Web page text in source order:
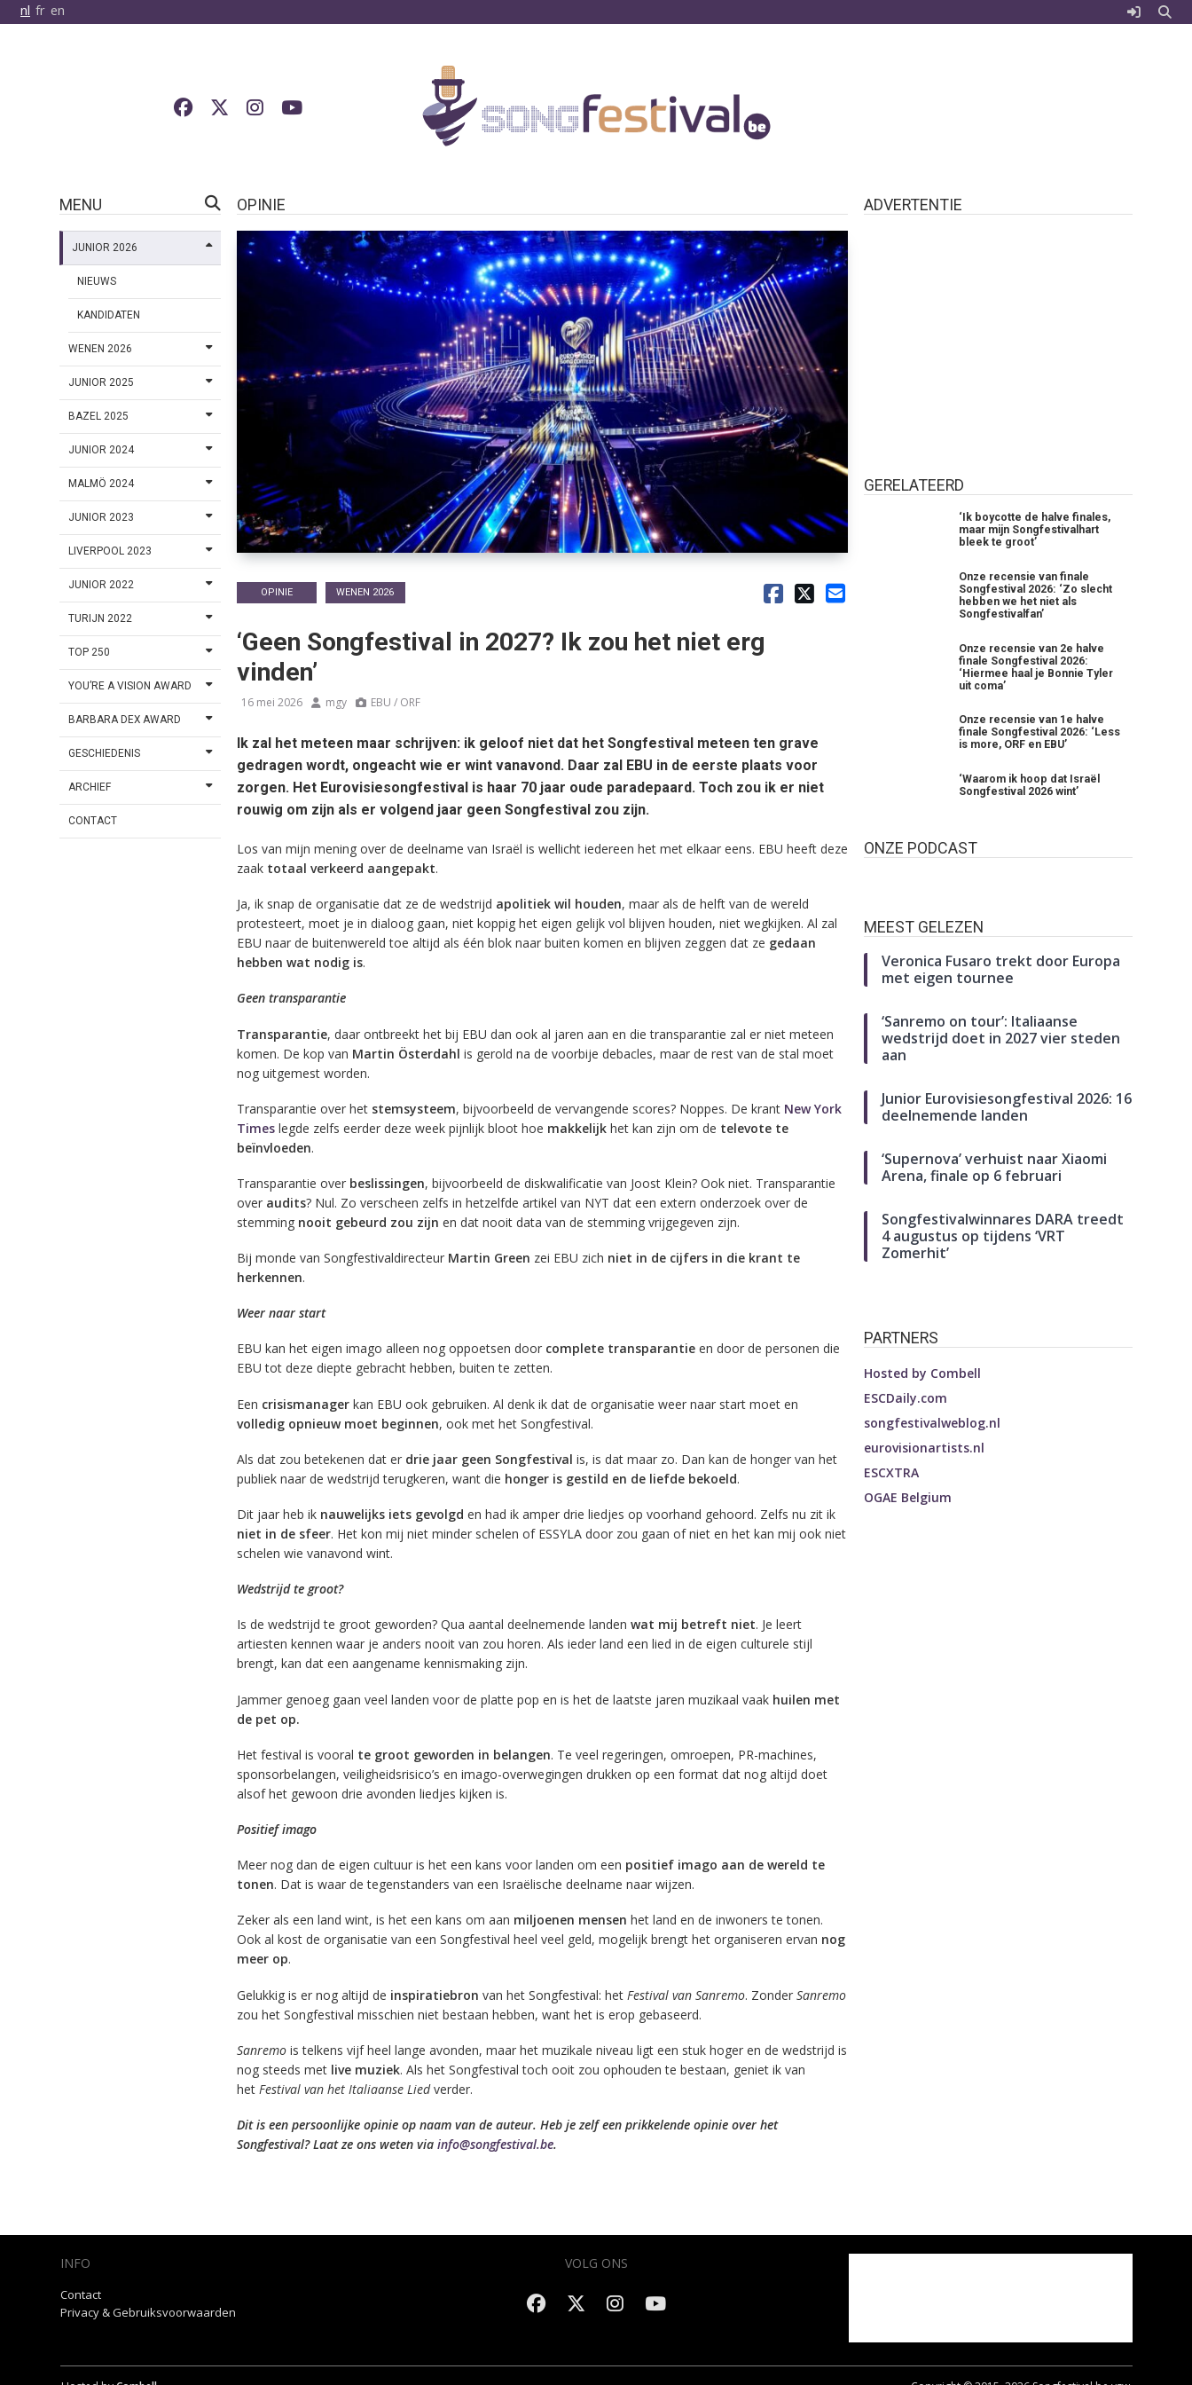
nl fr en
MENU
JUNIOR 2026
NIEUWS
KANDIDATEN
WENEN 2026
JUNIOR 2025
BAZEL 2025
JUNIOR 2024
MALMÖ 2024
JUNIOR 2023
LIVERPOOL 2023
JUNIOR 2022
TURIJN 2022
TOP 250
YOU’RE A VISION AWARD
BARBARA DEX AWARD
GESCHIEDENIS
ARCHIEF
CONTACT
OPINIE
OPINIE WENEN 2026
‘Geen Songfestival in 2027? Ik zou het niet erg
vinden’
16 mei 2026 mgy EBU / ORF
Ik zal het meteen maar schrijven: ik geloof niet dat het Songfestival meteen ten grave
gedragen wordt, ongeacht wie er wint vanavond. Daar zal EBU in de eerste plaats voor
zorgen. Het Eurovisiesongfestival is haar 70 jaar oude paradepaard. Toch zou ik er niet
rouwig om zijn als er volgend jaar geen Songfestival zou zijn.
Los van mijn mening over de deelname van Israël is wellicht iedereen het met elkaar eens. EBU heeft deze
zaak totaal verkeerd aangepakt.
Ja, ik snap de organisatie dat ze de wedstrijd apolitiek wil houden, maar als de helft van de wereld
protesteert, moet je in dialoog gaan, niet koppig het eigen gelijk vol blijven houden, niet wegkijken. Al zal
EBU naar de buitenwereld toe altijd als één blok naar buiten komen en blijven zeggen dat ze gedaan
hebben wat nodig is.
Geen transparantie
Transparantie, daar ontbreekt het bij EBU dan ook al jaren aan en die transparantie zal er niet meteen
komen. De kop van Martin Österdahl is gerold na de voorbije debacles, maar de rest van de stal moet
nog uitgemest worden.
Transparantie over het stemsysteem, bijvoorbeeld de vervangende scores? Noppes. De krant New York
Timeslegde zelfs eerder deze week pijnlijk bloot hoe makkelijkhet kan zijn om de televote te
beïnvloeden.
Transparantie over beslissingen, bijvoorbeeld de diskwalificatie van Joost Klein? Ook niet. Transparantie
over audits? Nul. Zo verscheen zelfs in hetzelfde artikel van NYT dat een extern onderzoek over de
stemming nooit gebeurd zou zijn en dat nooit data van de stemming vrijgegeven zijn.
Bij monde van Songfestivaldirecteur Martin Green zei EBU zich niet in de cijfers in die krant te
herkennen.
Weer naar start
EBU kan het eigen imago alleen nog oppoetsen door complete transparantieen door de personen die
EBU tot deze diepte gebracht hebben, buiten te zetten.
Een crisismanagerkan EBU ook gebruiken. Al denk ik dat de organisatie weer naar start moet en
volledig opnieuw moet beginnen, ook met het Songfestival.
Als dat zou betekenen dat er drie jaar geen Songfestival is, is dat maar zo. Dan kan de honger van het
publiek naar de wedstrijd terugkeren, want die honger is gestild en de liefde bekoeld.
Dit jaar heb ik nauwelijks iets gevolgd en had ik amper drie liedjes op voorhand gehoord. Zelfs nu zit ik
niet in de sfeer. Het kon mij niet minder schelen of ESSYLA door zou gaan of niet en het kan mij ook niet
schelen wie vanavond wint.
Wedstrijd te groot?
Is de wedstrijd te groot geworden? Qua aantal deelnemende landen wat mij betreft niet. Je leert
artiesten kennen waar je anders nooit van zou horen. Als ieder land een lied in de eigen culturele stijl
brengt, kan dat een aangename kennismaking zijn.
Jammer genoeg gaan veel landen voor de platte pop en is het de laatste jaren muzikaal vaakhuilen met
de pet op.
Het festival is vooral te groot geworden in belangen. Te veel regeringen, omroepen, PR-machines,
sponsorbelangen, veiligheidsrisico’s en imago-overwegingen drukken op een format dat nog altijd doet
alsof het gewoon drie avonden liedjes kijken is.
Positief imago
Meer nog dan de eigen cultuur is het een kans voor landen om een positief imago aan de wereld te
tonen. Dat is waar de tegenstanders van een Israëlische deelname naar wijzen.
Zeker als een land wint, is het een kans om aan miljoenen mensen het land en de inwoners te tonen.
Ook al kost de organisatie van een Songfestival heel veel geld, mogelijk brengt het organiseren ervan nog
meer op.
Gelukkig is er nog altijd de inspiratiebron van het Songfestival: het Festival van Sanremo. Zonder Sanremo
zou het Songfestival misschien niet bestaan hebben, want het is erop gebaseerd.
Sanremois telkens vijf heel lange avonden, maar het muzikale niveau ligt een stuk hoger en de wedstrijd is
nog steeds met live muziek. Als het Songfestival toch ooit zou ophouden te bestaan, geniet ik van
het Festival van het Italiaanse Liedverder.
Dit is een persoonlijke opinie op naam van de auteur. Heb je zelf een prikkelende opinie over het
Songfestival? Laat ze ons weten via info@songfestival.be.
ADVERTENTIE
GERELATEERD
‘Ik boycotte de halve finales,
maar mijn Songfestivalhart
bleek te groot’
Onze recensie van finale
Songfestival 2026: ‘Zo slecht
hebben we het niet als
Songfestivalfan’
Onze recensie van 2e halve
finale Songfestival 2026:
‘Hiermee haal je Bonnie Tyler
uit coma’
Onze recensie van 1e halve
finale Songfestival 2026: ‘Less
is more, ORF en EBU’
‘Waarom ik hoop dat Israël
Songfestival 2026 wint’
ONZE PODCAST
MEEST GELEZEN
Veronica Fusaro trekt door Europa
met eigen tournee
‘Sanremo on tour’: Italiaanse
wedstrijd doet in 2027 vier steden
aan
Junior Eurovisiesongfestival 2026: 16
deelnemende landen
‘Supernova’ verhuist naar Xiaomi
Arena, finale op 6 februari
Songfestivalwinnares DARA treedt
4 augustus op tijdens ‘VRT
Zomerhit’
PARTNERS
Hosted by Combell
ESCDaily.com
songfestivalweblog.nl
eurovisionartists.nl
ESCXTRA
OGAE Belgium
INFO
Contact
Privacy & Gebruiksvoorwaarden
VOLG ONS